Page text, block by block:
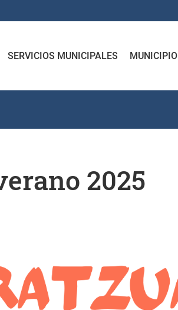
SERVICIOS MUNICIPALES MUNICIPIO
2025